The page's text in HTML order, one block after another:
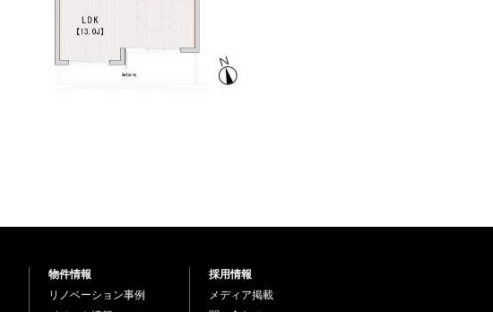
物件情報
リノベーション事例
採用情報
メディア掲載